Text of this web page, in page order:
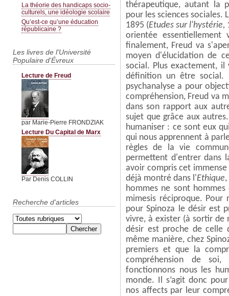
La théorie des handicaps socio-
culturels, une idéologie scolaire
Qu’est-ce qu’une éducation
républicaine ?
Les livres de l'Université
Populaire d'Évreux
Lecture de Freud
par Marie-Pierre FRONDZIAK
Lecture Du Capital de Marx
Par Denis COLLIN
Recherche d'articles
thérapeutique, autant la
pour les sciences sociales.
1895 (Etudes sur l'hystérie,
orientée
finalement, Freud va
moyen d'élucidation de
social. Plus exactement,
définition un être
psychanalyse a pour
compréhension, Freud va
dans son rapport aux
sujet que grâce aux
humaniser : ce sont eux
qui nous apprennent à
règles de la vie
permettent d'entrer dans
avoir compris cet
déjà montré dans l'Ethique,
hommes ne sont
mimesis réciproque. Pour
pour Spinoza le désir est
vivre, à exister (à sortir de
désir est proche de celle
même manière, chez
premiers et que la
compréhension de
fonctionnons nous les
monde. Il s’agit donc
nos affects par leur